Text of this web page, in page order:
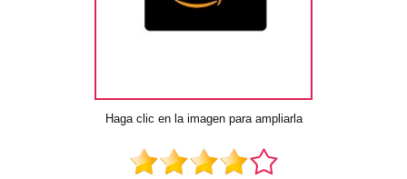
Haga clic en la imagen para ampliarla